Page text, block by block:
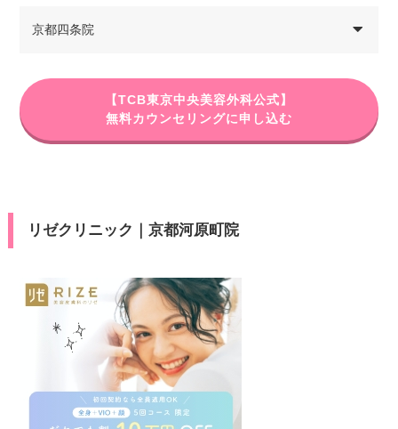
京都四条院
【TCB東京中央美容外科公式】
無料カウンセリングに申し込む
リゼクリニック｜京都河原町院